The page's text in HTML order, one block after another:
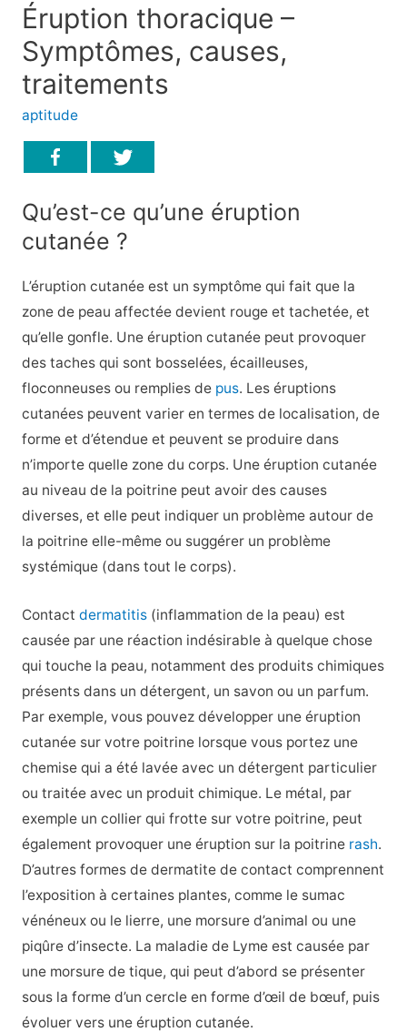
Éruption thoracique –
Symptômes, causes,
traitements
aptitude
Qu’est-ce qu’une éruption
cutanée ?
L’éruption cutanée est un symptôme qui fait que la
zone de peau affectée devient rouge et tachetée, et
qu’elle gonfle. Une éruption cutanée peut provoquer
des taches qui sont bosselées, écailleuses,
floconneuses ou remplies de pus. Les éruptions
cutanées peuvent varier en termes de localisation, de
forme et d’étendue et peuvent se produire dans
n’importe quelle zone du corps. Une éruption cutanée
au niveau de la poitrine peut avoir des causes
diverses, et elle peut indiquer un problème autour de
la poitrine elle-même ou suggérer un problème
systémique (dans tout le corps).
Contact dermatitis(inflammation de la peau) est
causée par une réaction indésirable à quelque chose
qui touche la peau, notamment des produits chimiques
présents dans un détergent, un savon ou un parfum.
Par exemple, vous pouvez développer une éruption
cutanée sur votre poitrine lorsque vous portez une
chemise qui a été lavée avec un détergent particulier
ou traitée avec un produit chimique. Le métal, par
exemple un collier qui frotte sur votre poitrine, peut
également provoquer une éruption sur la poitrine rash.
D’autres formes de dermatite de contact comprennent
l’exposition à certaines plantes, comme le sumac
vénéneux ou le lierre, une morsure d’animal ou une
piqûre d’insecte. La maladie de Lyme est causée par
une morsure de tique, qui peut d’abord se présenter
sous la forme d’un cercle en forme d’œil de bœuf, puis
évoluer vers une éruption cutanée.